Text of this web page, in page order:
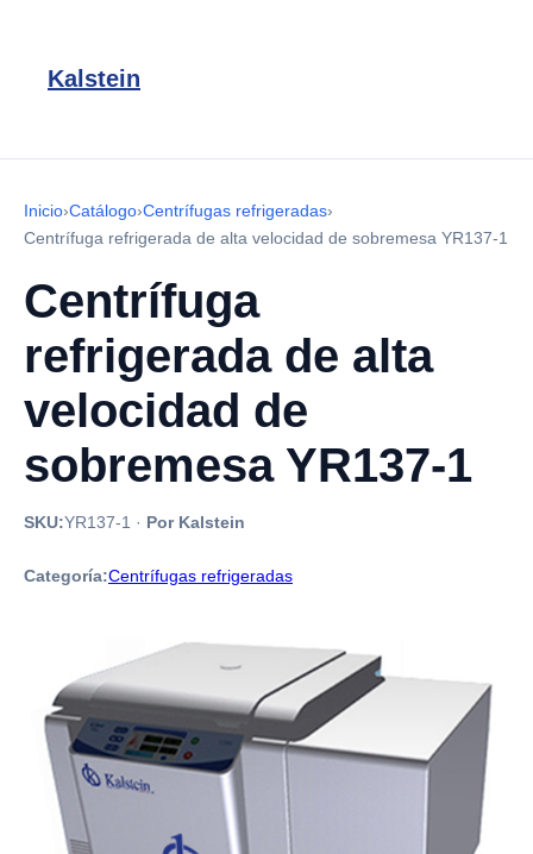
Kalstein
Inicio›Catálogo›Centrífugas refrigeradas›
Centrífuga refrigerada de alta velocidad de sobremesa YR137-1
Centrífuga
refrigerada de alta
velocidad de
sobremesa YR137-1
SKU:YR137-1 · Por Kalstein
Categoría:Centrífugas refrigeradas